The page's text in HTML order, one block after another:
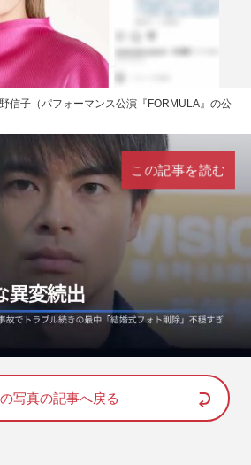
信子（パフォーマンス公演『FORMULA』の公
o
d
:
この記事を読む
写真の記事へ戻る